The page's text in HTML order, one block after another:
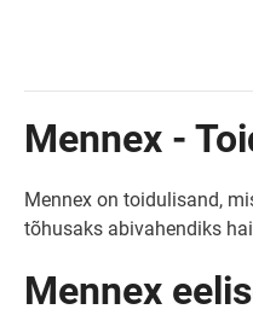
Mennex -
Mennex on toidulisand,
tõhusaks abivahendiks
Mennex